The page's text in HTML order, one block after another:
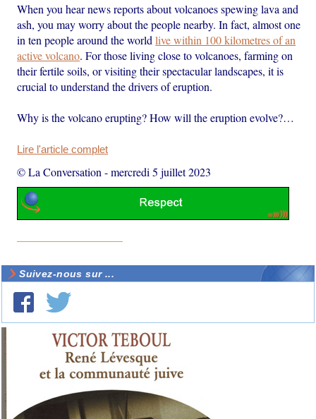
When you hear news reports about volcanoes spewing lava and
ash, you may worry about the people nearby. In fact, almost one
in ten people around the worldlive within 100 kilometres of an
active volcano. For those living close to volcanoes, farming on
their fertile soils, or visiting their spectacular landscapes, it is
crucial to understand the drivers of eruption.
Why is the volcano erupting? How will the eruption evolve?…
Lire l'article complet
© La Conversation -mercredi 5 juillet 2023
Suivez-nous sur ...